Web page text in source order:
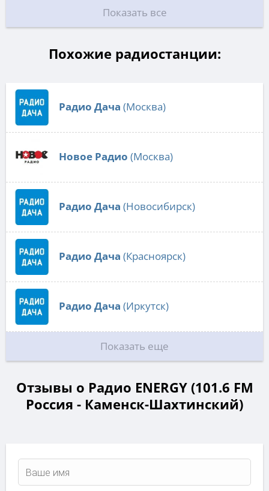
Показать все
Похожие радиостанции:
Радио Дача (Москва)
Новое Радио (Москва)
Радио Дача (Новосибирск)
Радио Дача (Красноярск)
Радио Дача (Иркутск)
Показать еще
Отзывы о Радио ENERGY (101.6 FM
Россия - Каменск-Шахтинский)